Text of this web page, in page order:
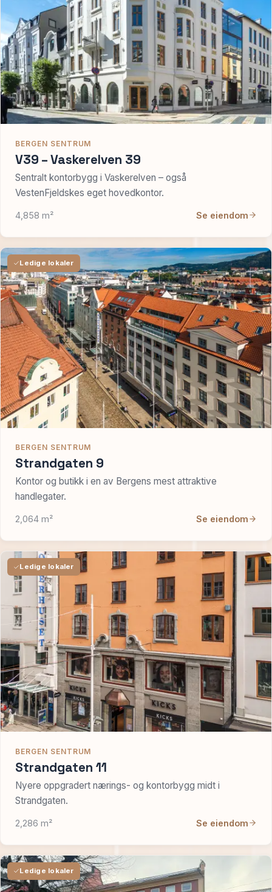
BERGEN SENTRUM
V39 – Vaskerelven 39
Sentralt kontorbygg i Vaskerelven – også
VestenFjeldskes eget hovedkontor.
4,858 m² Se eiendom
Ledige lokaler
BERGEN SENTRUM
Strandgaten 9
Kontor og butikk i en av Bergens mest attraktive
handlegater.
2,064 m² Se eiendom
Ledige lokaler
BERGEN SENTRUM
Strandgaten 11
Nyere oppgradert nærings- og kontorbygg midt i
Strandgaten.
2,286 m² Se eiendom
Ledige lokaler